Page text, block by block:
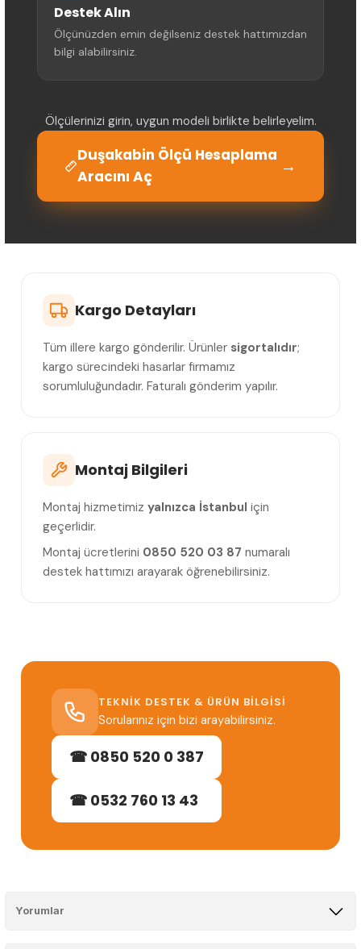
Destek Alın
Ölçünüzden emin değilseniz destek hattımızdan
bilgi alabilirsiniz.
Ölçülerinizi girin, uygun modeli birlikte belirleyelim.
Duşakabin Ölçü Hesaplama
Aracını Aç
→
Kargo Detayları
Tüm illere kargo gönderilir. Ürünler sigortalıdır;
kargo sürecindeki hasarlar firmamız
sorumluluğundadır. Faturalı gönderim yapılır.
Montaj Bilgileri
Montaj hizmetimiz yalnızca İstanbul için
geçerlidir.
Montaj ücretlerini 0850 520 03 87 numaralı
destek hattımızı arayarak öğrenebilirsiniz.
TEKNIK DESTEK & ÜRÜN BILGISI
Sorularınız için bizi arayabilirsiniz.
☎ 0850 520 0 387
☎ 0532 760 13 43
Yorumlar